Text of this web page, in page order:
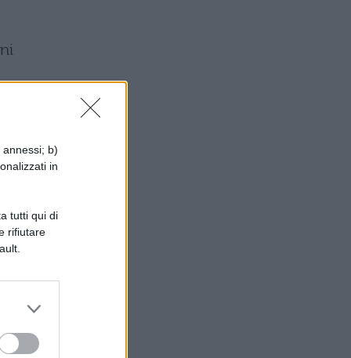
b)
in
tutti qui di
rifiutare